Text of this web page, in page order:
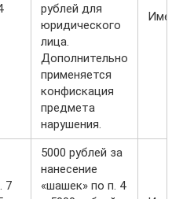
рублей для
юридического
лица.
Дополнительно
применяется
конфискация
предмета
нарушения.
7
5000 рублей за
нанесение
«шашек» по п. 4